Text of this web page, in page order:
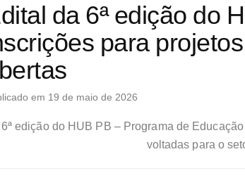
da 6ª edição do
para
em 19 de maio de 2026
6ª edição do HUB PB – Programa de
voltadas para o